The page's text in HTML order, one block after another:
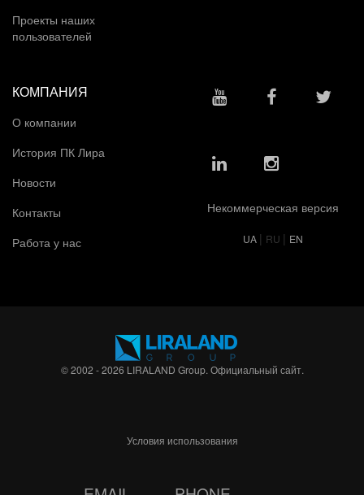
Проекты наших
пользователей
КОМПАНИЯ
О компании
История ПК Лира
Новости
Контакты
Работа у нас
Некоммерческая версия
UA | RU | EN
© 2002 - 2026 LIRALAND Group. Официальный сайт.
Условия использования